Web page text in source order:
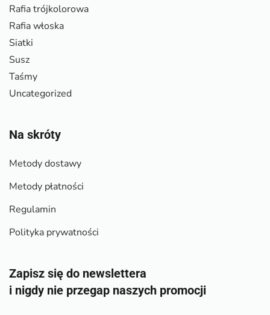
Rafia trójkolorowa
Rafia włoska
Siatki
Susz
Taśmy
Uncategorized
Na skróty
Metody dostawy
Metody płatności
Regulamin
Polityka prywatności
Zapisz się do newslettera
i nigdy nie przegap naszych promocji